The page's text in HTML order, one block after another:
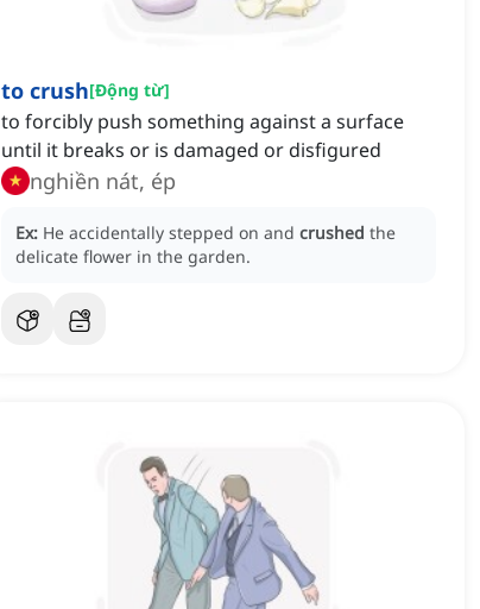
to crush[Động từ]
to forcibly push something against a surface
until it breaks or is damaged or disfigured
nghiền nát, ép
Ex: He accidentally stepped on and crushed the
delicate flower in the garden.